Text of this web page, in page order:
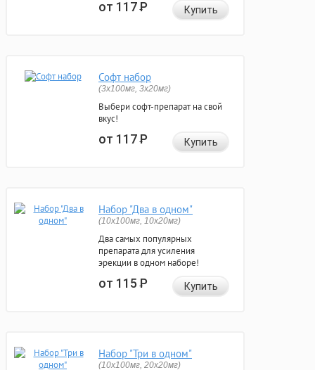
от 117Р Купить
Софт набор
(3x100мг, 3x20мг)
Выбери софт-препарат на свой
вкус!
от 117Р Купить
Набор "Два в одном"
(10x100мг, 10x20мг)
Два самых популярных
препарата для усиления
эрекции в одном наборе!
от 115Р Купить
Набор "Три в одном"
(10x100мг, 20x20мг)